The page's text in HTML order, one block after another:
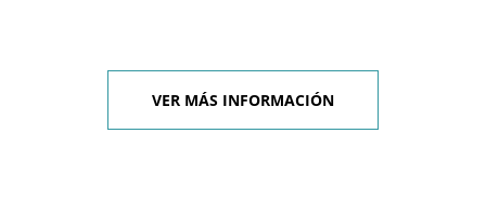
VER MÁS INFORMACIÓN